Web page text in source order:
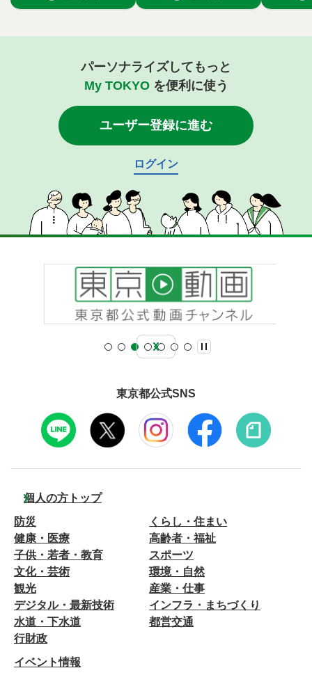
パーソナライズしてもっと
My TOKYOを便利に使う
ユーザー登録に進む
ログイン
東京都公式SNS
個人の方トップ
防災
くらし・住まい
健康・医療
高齢者・福祉
子供・若者・教育
スポーツ
文化・芸術
環境・自然
観光
産業・仕事
デジタル・最新技術
インフラ・まちづくり
水道・下水道
都営交通
行財政
イベント情報